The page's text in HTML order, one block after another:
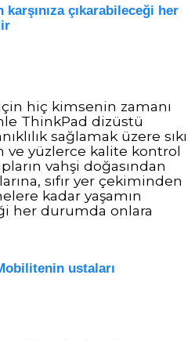
karşınıza çıkarabileceği her
hiç kimsenin zamanı
ThinkPad dizüstü
sağlamak üzere sıkı
ve yüzlerce kalite kontrol
vahşi doğasından
sıfır yer çekiminden
kadar yaşamın
her durumda onlara
ustaları